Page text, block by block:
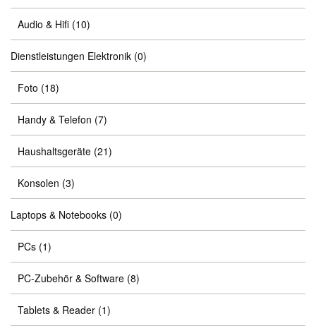
Audio & Hifi (10)
Dienstleistungen Elektronik (0)
Foto (18)
Handy & Telefon (7)
Haushaltsgeräte (21)
Konsolen (3)
Laptops & Notebooks (0)
PCs (1)
PC-Zubehör & Software (8)
Tablets & Reader (1)